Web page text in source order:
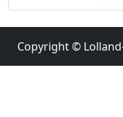
Copyright ©